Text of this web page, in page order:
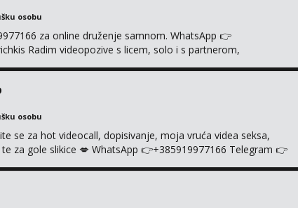
osobu
za online druženje samnom. WhatsApp 👉
Radim videopozive s licem, solo i s partnerom,
osobu
se za hot videocall, dopisivanje, moja vruća videa seksa,
za gole slikice 💋 WhatsApp 👉+385919977166 Telegram 👉